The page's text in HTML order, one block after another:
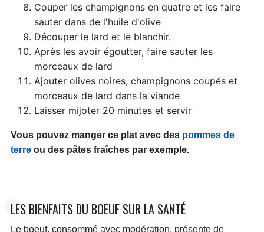
Couper les champignons en quatre et les faire
sauter dans de l'huile d'olive
Découper le lard et le blanchir.
Après les avoir égoutter, faire sauter les
morceaux de lard
Ajouter olives noires, champignons coupés et
morceaux de lard dans la viande
Laisser mijoter 20 minutes et servir
Vous pouvez manger ce plat avec despommes de
terreou des pâtes fraîches par exemple.
LES BIENFAITS DU BOEUF SUR LA SANTÉ
Le boeuf, consommé avec modération, présente de